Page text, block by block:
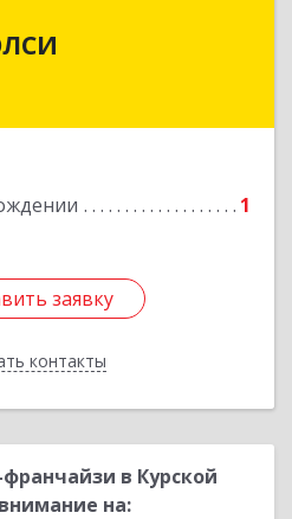
1
заявку
контакты
заявку
Назад
в Курской
на: